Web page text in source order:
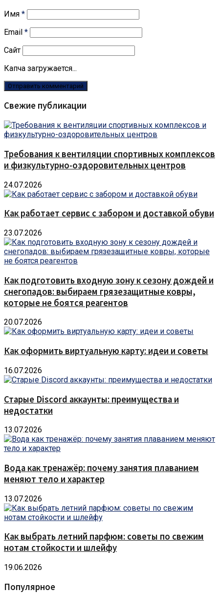
Имя *
Email *
Сайт
Капча загружается...
Свежие публикации
Требования к вентиляции спортивных комплексов
и физкультурно-оздоровительных центров
24.07.2026
Как работает сервис с забором и доставкой обуви
23.07.2026
Как подготовить входную зону к сезону дождей и
снегопадов: выбираем грязезащитные ковры,
которые не боятся реагентов
20.07.2026
Как оформить виртуальную карту: идеи и советы
16.07.2026
Старые Discord аккаунты: преимущества и
недостатки
13.07.2026
Вода как тренажёр: почему занятия плаванием
меняют тело и характер
13.07.2026
Как выбрать летний парфюм: советы по свежим
нотам стойкости и шлейфу
19.06.2026
Популярное